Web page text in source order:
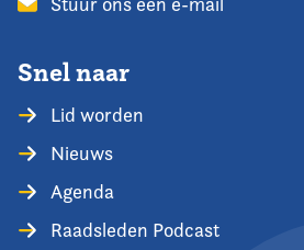
Snel naar
Lid worden
Nieuws
Agenda
Raadsleden Podcast